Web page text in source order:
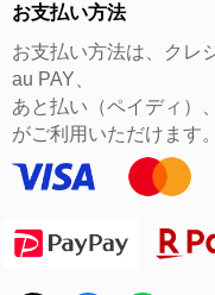
お支払い方法
お支払い方法は、クレ
au PAY、
あと払い（ペイディ）
がご利用いただけます。